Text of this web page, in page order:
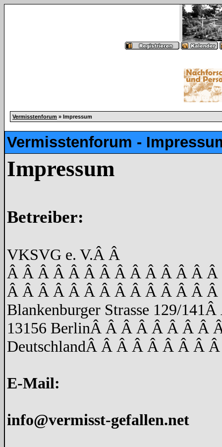
Vermisstenforum » Impressum
Vermisstenforum -
Impressum
Betreiber:
VKSVG e. V.Â Â
Â Â Â Â Â Â Â Â Â Â Â Â Â
Â Â Â Â Â Â Â Â Â Â Â Â Â
Blankenburger Strasse 129/141Â
13156 BerlinÂ Â Â Â Â Â Â Â
DeutschlandÂ Â Â Â Â Â Â Â
E-Mail:
info@vermisst-gefallen.net